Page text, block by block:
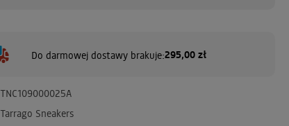
Do darmowej dostawy brakuje:295,00 zł
TNC109000025A
Tarrago Sneakers